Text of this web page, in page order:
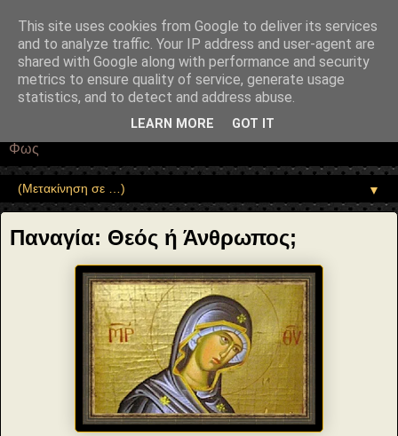
"potentialAction": { "@type": "ReadAction", "target":
"https://www.sophia-ntrekou.gr/2013/08/Panagia-Theos-i-
anthrwpos.html" } }
Αέναη επΑνάσταση
• Επιστήμη • Ψυχολογία • Λογοτεχνία • Τέχνες • Θεολογία •
Φιλοσοφία • Στοχασμοί... για τη μνήμη, τον άνθρωπο και το
Φως
▼
Παναγία: Θεός ή Άνθρωπος;
This site uses cookies from Google to deliver its services
and to analyze traffic. Your IP address and user-agent are
shared with Google along with performance and security
metrics to ensure quality of service, generate usage
statistics, and to detect and address abuse.
LEARN MORE GOT IT